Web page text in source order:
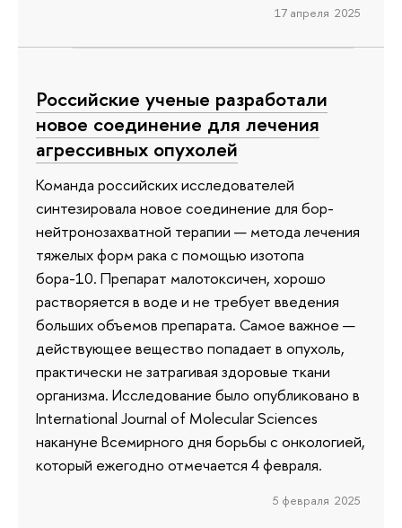
17 апреля 2025
Российские ученые разработали
новое соединение для лечения
агрессивных опухолей
Команда российских исследователей
синтезировала новое соединение для бор-
нейтронозахватной терапии — метода лечения
тяжелых форм рака с помощью изотопа
бора-10. Препарат малотоксичен, хорошо
растворяется в воде и не требует введения
больших объемов препарата. Самое важное —
действующее вещество попадает в опухоль,
практически не затрагивая здоровые ткани
организма. Исследование было опубликовано в
International Journal of Molecular Sciences
накануне Всемирного дня борьбы с онкологией,
который ежегодно отмечается 4 февраля.
5 февраля 2025